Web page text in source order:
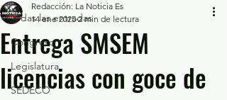
Todas las entradas
Congreso
Legislatura
SEDECO
Entrega SMSEM
licencias con goce de
Redacción: La Noticia Es
14 ene 2025 2 min de lectura